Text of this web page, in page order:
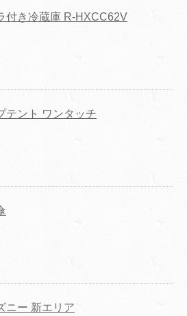
付き冷蔵庫 R-HXCC62V
テント ワンタッチ
ニー 新エリア